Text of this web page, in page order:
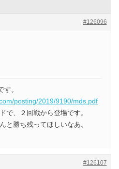
#126096
。
posting/2019/9190/mds.pdf
で、２回戦から登場です。
と勝ち残ってほしいなあ。
#126107